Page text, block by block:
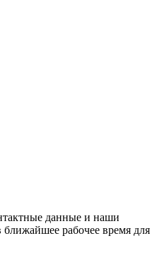
данные и наши
рабочее время для